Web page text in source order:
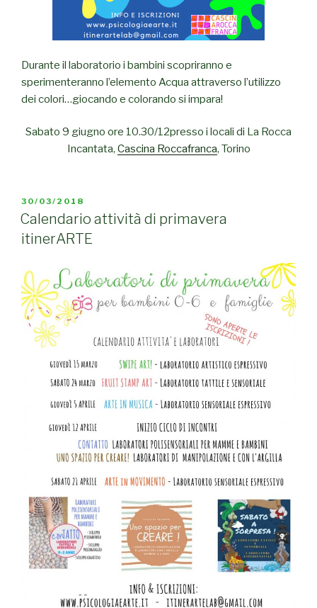
Durante il laboratorio i bambini scopriranno e
sperimenteranno l’elemento Acqua attraverso l’utilizzo
dei colori…giocando e colorando si impara!
Sabato 9 giugno ore 10.30/12presso i locali di La Rocca
Incantata, Cascina Roccafranca, Torino
PUBBLICATO
IL
30/03/2018
Calendario attività di primavera
itinerARTE